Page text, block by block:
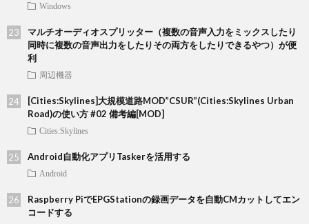
Windows
マルチオーディオスプリッター（複数の音声入力をミックスしたり
同時に複数の音声出力をしたりその両方をしたりできるやつ）が便
利
周辺機器
[Cities:Skylines]大規模道路MOD”CSUR”(Cities:Skylines Urban
Road)の使い方 #02 備考編[MOD]
Cities:Skylines
Android自動化アプリTaskerを活用する
Android
Raspberry PiでEPGStationの録画データを自動CMカットしてエン
コードする